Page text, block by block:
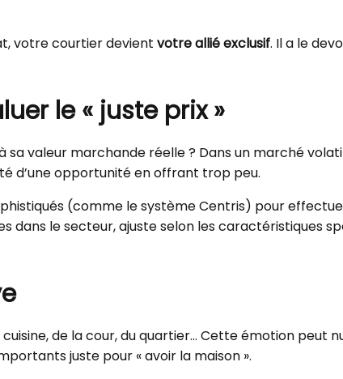
votre courtier devient votre allié exclusif. Il a le
le « juste prix »
valeur marchande réelle ? Dans un marché
d’une opportunité en offrant trop peu.
(comme le système Centris) pour
dans le secteur, ajuste selon les caractéristiques
de la cour, du quartier… Cette émotion peut
juste pour « avoir la maison ».